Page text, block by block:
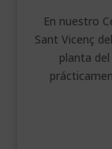
En nuestro
Sant Vicenç
planta del